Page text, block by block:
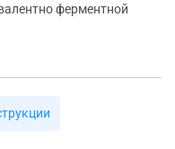
ферментной